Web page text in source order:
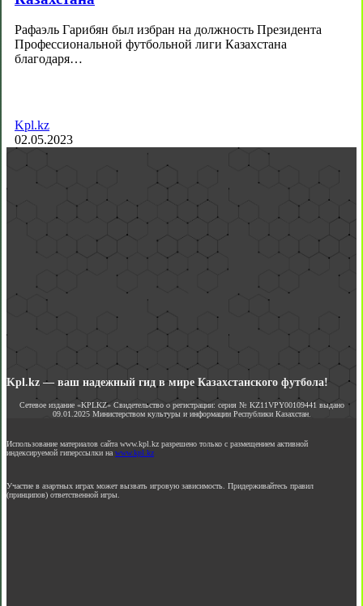
Рафаэль Гарибян был избран на должность Президента
Профессиональной футбольной лиги Казахстана
благодаря…
Kpl.kz
02.05.2023
Kpl.kz — ваш надежный гид в мире Казахстанского футбола!
Сетевое издание «KPLKZ» Свидетельство о регистрации: серия № KZ11VPY00109441 выдано
09.01.2025 Министерством культуры и информации Республики Казахстан.
Использование материалов сайта www.kpl.kz разрешено только с размещением активной
индексируемой гиперссылки на www.kpl.kz
Участие в азартных играх может вызвать игровую зависимость. Придерживайтесь правил
(принципов) ответственной игры.